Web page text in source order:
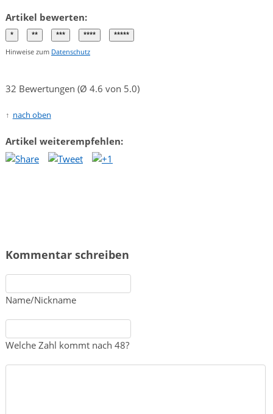
Artikel bewerten:
Hinweise zum Datenschutz
32 Bewertungen (Ø 4.6 von 5.0)
nach oben
Artikel weiterempfehlen:
Kommentar schreiben
Name/Nickname
Welche Zahl kommt nach 48?